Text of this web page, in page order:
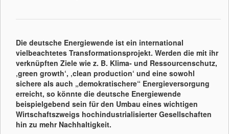
Die deutsche Energiewende ist ein international
vielbeachtetes Transformationsprojekt. Werden die mit ihr
verknüpften Ziele wie z. B. Klima- und Ressourcenschutz,
‚green growth‘, ‚clean production‘ und eine sowohl
sichere als auch „demokratischere“ Energieversorgung
erreicht, so könnte die deutsche Energiewende
beispielgebend sein für den Umbau eines wichtigen
Wirtschaftszweigs hochindustrialisierter Gesellschaften
hin zu mehr Nachhaltigkeit.